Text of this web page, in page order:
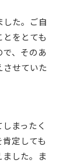
た。ご自
をとても
、そのあ
させていた
まったく
定しても
した。ま